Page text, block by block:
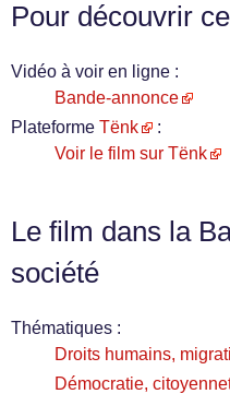
Pour découvrir
Vidéo à voir en ligne :
Bande-annonce
Plateforme Tënk
:
Voir le film sur Tënk
Le film dans la
société
Thématiques :
Droits humains,
Démocratie,